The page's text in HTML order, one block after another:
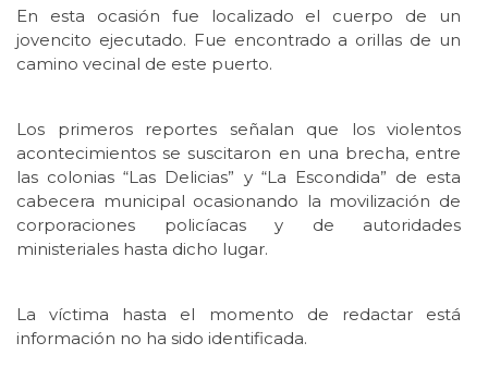
En esta ocasión fue localizado el cuerpo de un
jovencito ejecutado. Fue encontrado a orillas de un
camino vecinal de este puerto.
Los primeros reportes señalan que los violentos
acontecimientos se suscitaron en una brecha, entre
las colonias “Las Delicias” y “La Escondida” de esta
cabecera municipal ocasionando la movilización de
corporaciones policíacas y de autoridades
ministeriales hasta dicho lugar.
La víctima hasta el momento de redactar está
información no ha sido identificada.